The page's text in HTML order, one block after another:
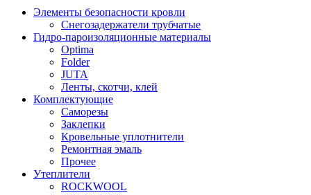
Элементы безопасности кровли
Снегозадержатели трубчатые
Гидро-пароизоляционные материалы
Optima
Folder
JUTA
Ленты, скотчи, клей
Комплектующие
Саморезы
Заклепки
Кровельные уплотнители
Ремонтная эмаль
Прочее
Утеплители
ROCKWOOL